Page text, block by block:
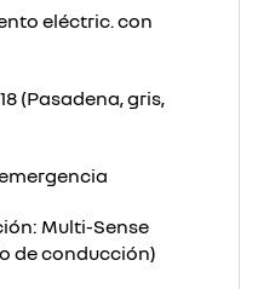
eléctric. con
(Pasadena, gris,
Multi-Sense
de conducción)